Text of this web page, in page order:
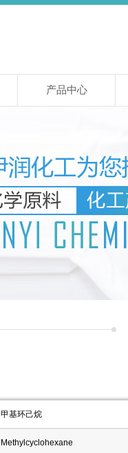
产品中心
甲基环己烷
Methylcyclohexane